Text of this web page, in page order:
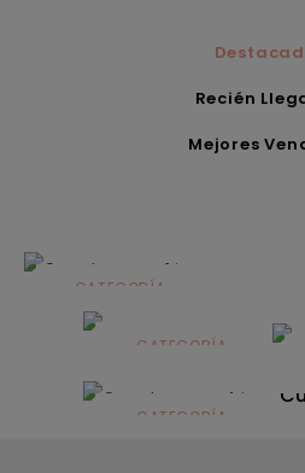
Recién
Mejores
CATEGORÍA
Alimentación
infantilCATEGORÍA
Dermocosmética
CATEGORÍA